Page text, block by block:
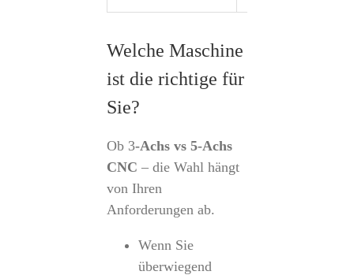
Welche Maschine
ist die richtige für
Sie?
Ob 3-Achs vs 5-Achs
CNC – die Wahl hängt
von Ihren
Anforderungen ab.
Wenn Sie
überwiegend